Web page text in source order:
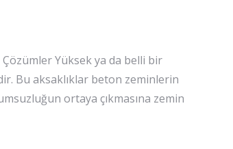
Çözümler Yüksek ya da belli bir
Bu aksaklıklar beton zeminlerin
ortaya çıkmasına zemin